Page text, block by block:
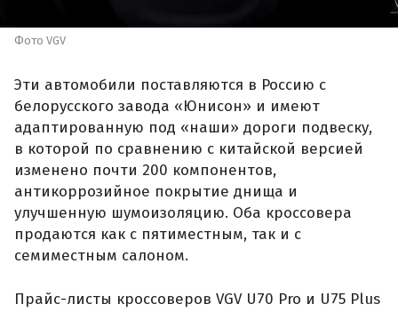
Фото VGV
Эти автомобили поставляются в Россию с
белорусского завода «Юнисон» и имеют
адаптированную под «наши» дороги подвеску,
в которой по сравнению с китайской версией
изменено почти 200 компонентов,
антикоррозийное покрытие днища и
улучшенную шумоизоляцию. Оба кроссовера
продаются как с пятиместным, так и с
семиместным салоном.
Прайс-листы кроссоверов VGV U70 Pro и U75 Plus